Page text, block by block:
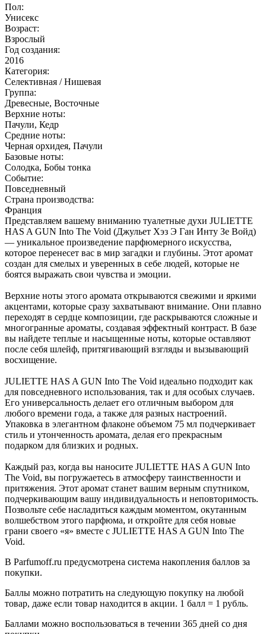
Пол:
Унисекс
Возраст:
Взрослый
Год создания:
2016
Категория:
Селективная / Нишевая
Группа:
Древесные, Восточные
Верхние ноты:
Пачули, Кедр
Средние ноты:
Черная орхидея, Пачули
Базовые ноты:
Солодка, Бобы тонка
Событие:
Повседневный
Страна производства:
Франция
Представляем вашему вниманию туалетные духи JULIETTE
HAS A GUN Into The Void (Джульет Хэз Э Ган Инту Зе Войд)
— уникальное произведение парфюмерного искусства,
которое перенесет вас в мир загадки и глубины. Этот аромат
создан для смелых и уверенных в себе людей, которые не
боятся выражать свои чувства и эмоции.
Верхние ноты этого аромата открываются свежими и яркими
акцентами, которые сразу захватывают внимание. Они плавно
переходят в сердце композиции, где раскрываются сложные и
многогранные ароматы, создавая эффектный контраст. В базе
вы найдете теплые и насыщенные ноты, которые оставляют
после себя шлейф, притягивающий взгляды и вызывающий
восхищение.
JULIETTE HAS A GUN Into The Void идеально подходит как
для повседневного использования, так и для особых случаев.
Его универсальность делает его отличным выбором для
любого времени года, а также для разных настроений.
Упаковка в элегантном флаконе объемом 75 мл подчеркивает
стиль и утонченность аромата, делая его прекрасным
подарком для близких и родных.
Каждый раз, когда вы наносите JULIETTE HAS A GUN Into
The Void, вы погружаетесь в атмосферу таинственности и
притяжения. Этот аромат станет вашим верным спутником,
подчеркивающим вашу индивидуальность и неповторимость.
Позвольте себе насладиться каждым моментом, окутанным
волшебством этого парфюма, и откройте для себя новые
грани своего «я» вместе с JULIETTE HAS A GUN Into The
Void.
В Parfumoff.ru предусмотрена система накопления баллов за
покупки.
Баллы можно потратить на следующую покупку на любой
товар, даже если товар находится в акции. 1 балл = 1 рубль.
Баллами можно воспользоваться в течении 365 дней со дня